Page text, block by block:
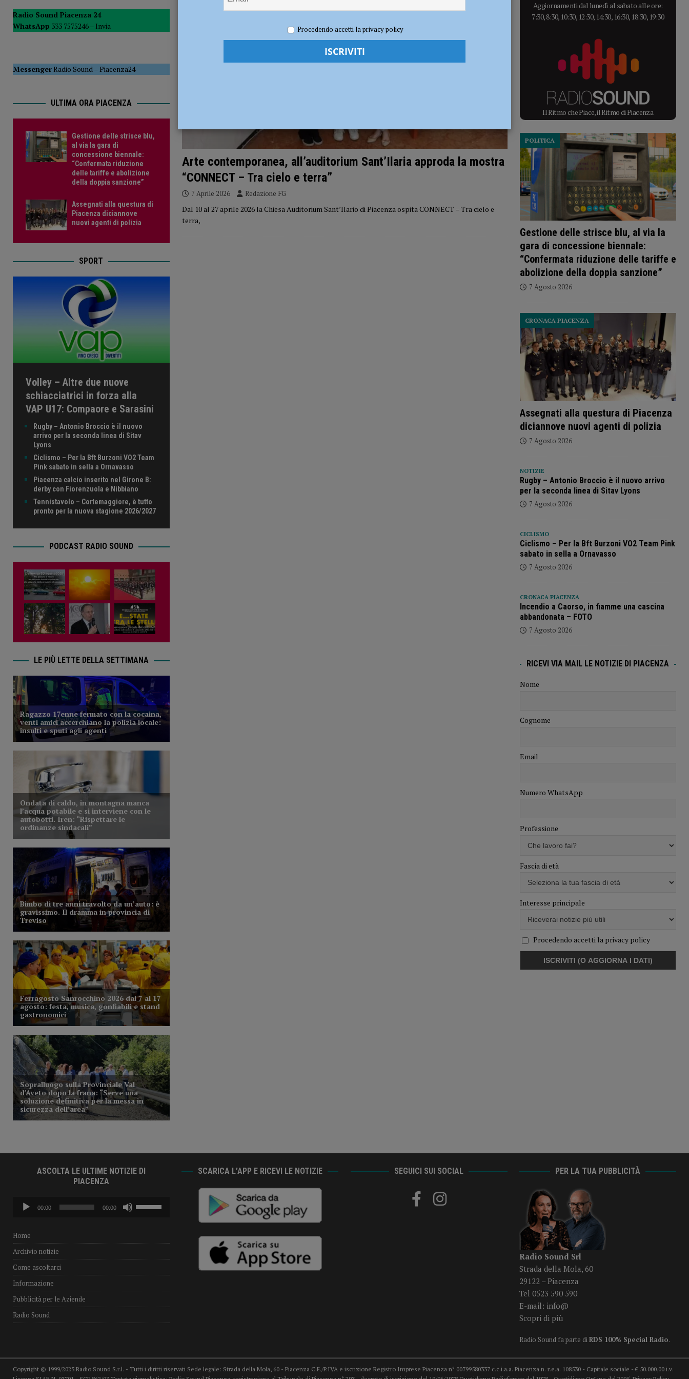
Arte contemporanea, all’auditorium Sant’Ilaria approda la mostra
“CONNECT – Tra cielo e terra”
7 Aprile 2026 Redazione FG
Dal 10 al 27 aprile 2026 la Chiesa Auditorium Sant’Ilario di Piacenza ospita CONNECT – Tra cielo e
terra,
Radio Sound Piacenza 24
WhatsApp 333 7575246 – Invia
MessengerRadio Sound–Piacenza24
ULTIMA ORA PIACENZA
Gestione delle strisce blu,
al via la gara di
concessione biennale:
“Confermata riduzione
delle tariffe e abolizione
della doppia sanzione”
Assegnati alla questura di
Piacenza diciannove
nuovi agenti di polizia
SPORT
Volley – Altre due nuove
schiacciatrici in forza alla
VAP U17: Compaore e Sarasini
Rugby – Antonio Broccio è il nuovo
arrivo per la seconda linea di Sitav
Lyons
Ciclismo – Per la Bft Burzoni VO2 Team
Pink sabato in sella a Ornavasso
Piacenza calcio inserito nel Girone B:
derby con Fiorenzuola e Nibbiano
Tennistavolo – Cortemaggiore, è tutto
pronto per la nuova stagione 2026/2027
PODCAST RADIO SOUND
LE PIÙ LETTE DELLA SETTIMANA
Aggiornamenti dal lunedì al sabato alle ore:
7:30, 8:30, 10:30, 12:30, 14:30, 16:30, 18:30, 19:30
Il Ritmo che Piace, il Ritmo di Piacenza
Gestione delle strisce blu, al via la
gara di concessione biennale:
“Confermata riduzione delle tariffe e
abolizione della doppia sanzione”
POLITICA
7 Agosto 2026
Assegnati alla questura di Piacenza
diciannove nuovi agenti di polizia
CRONACA PIACENZA
7 Agosto 2026
NOTIZIE
Rugby – Antonio Broccio è il nuovo arrivo
per la seconda linea di Sitav Lyons
7 Agosto 2026
CICLISMO
Ciclismo – Per la Bft Burzoni VO2 Team Pink
sabato in sella a Ornavasso
7 Agosto 2026
CRONACA PIACENZA
Incendio a Caorso, in fiamme una cascina
abbandonata – FOTO
7 Agosto 2026
RICEVI VIA MAIL LE NOTIZIE DI PIACENZA
Nome
Cognome
Email
Numero WhatsApp
Professione
Fascia di età
Interesse principale
Procedendo accetti la privacy policy
ASCOLTA LE ULTIME NOTIZIE DI
PIACENZA
Audio
Player
00:00 00:00
i
su/giù
o
il
Home
Archivio notizie
Come ascoltarci
Informazione
Pubblicità per le Aziende
Radio Sound
SCARICA L’APP E RICEVI LE NOTIZIE SEGUICI SUI SOCIAL PER LA TUA PUBBLICITÀ
Radio Sound Srl
Strada della Mola, 60
29122 – Piacenza
Tel 0523 590 590
E-mail: info@
Scopri di più
Radio Sound fa parte diRDS 100% Special Radio.
Copyright © 1999/2025 Radio Sound S.r.l. - Tutti i diritti riservati Sede legale: Strada della Mola, 60 - Piacenza C.F./P.IVA e iscrizione Registro Imprese Piacenza n° 00799580337 c.c.i.a.a. Piacenza n. r.e.a. 108530 - Capitale sociale - € 50.000,00 i.v.
Procedendo accetti la privacy policy